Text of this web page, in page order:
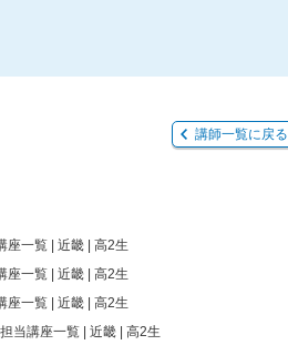
講師一覧に戻る
座一覧 | 近畿 | 高2生
座一覧 | 近畿 | 高2生
座一覧 | 近畿 | 高2生
当講座一覧 | 近畿 | 高2生